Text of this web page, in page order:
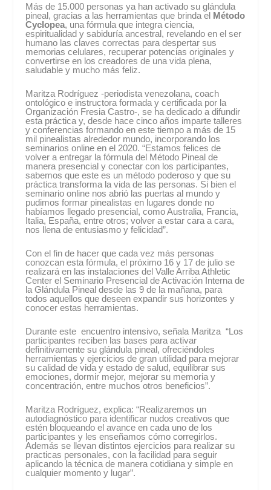
Más de 15.000 personas ya han activado su glándula
pineal, gracias a las herramientas que brinda el Método
Cyclopea, una fórmula que integra ciencia,
espiritualidad y sabiduría ancestral, revelando en el ser
humano las claves correctas para despertar sus
memorias celulares, recuperar potencias originales y
convertirse en los creadores de una vida plena,
saludable y mucho más feliz.
Maritza Rodríguez -periodista venezolana, coach
ontológico e instructora formada y certificada por la
Organización Fresia Castro-, se ha dedicado a difundir
esta práctica y, desde hace cinco años imparte talleres
y conferencias formando en este tiempo a más de 15
mil pinealistas alrededor mundo, incorporando los
seminarios online en el 2020. “Estamos felices de
volver a entregar la fórmula del Método Pineal de
manera presencial y conectar con los participantes,
sabemos que este es un método poderoso y que su
práctica transforma la vida de las personas. Si bien el
seminario online nos abrió las puertas al mundo y
pudimos formar pinealistas en lugares donde no
habíamos llegado presencial, como Australia, Francia,
Italia, España, entre otros; volver a estar cara a cara,
nos llena de entusiasmo y felicidad”.
Con el fin de hacer que cada vez más personas
conozcan esta fórmula, el próximo 16 y 17 de julio se
realizará en las instalaciones del Valle Arriba Athletic
Center el Seminario Presencial de Activación Interna de
la Glándula Pineal desde las 9 de la mañana, para
todos aquellos que deseen expandir sus horizontes y
conocer estas herramientas.
Durante este encuentro intensivo, señala Maritza “Los
participantes reciben las bases para activar
definitivamente su glándula pineal, ofreciéndoles
herramientas y ejercicios de gran utilidad para mejorar
su calidad de vida y estado de salud, equilibrar sus
emociones, dormir mejor, mejorar su memoria y
concentración, entre muchos otros beneficios”.
Maritza Rodríguez, explica: “Realizaremos un
autodiagnóstico para identificar nudos creativos que
estén bloqueando el avance en cada uno de los
participantes y les enseñamos cómo corregirlos.
Además se llevan distintos ejercicios para realizar su
practicas personales, con la facilidad para seguir
aplicando la técnica de manera cotidiana y simple en
cualquier momento y lugar”.